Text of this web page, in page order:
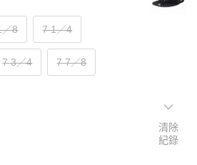
／8 7 1／4
7 3／4 7 7／8
清除
紀錄